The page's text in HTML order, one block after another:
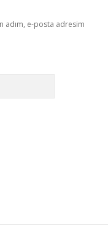
adım, e-posta adresim